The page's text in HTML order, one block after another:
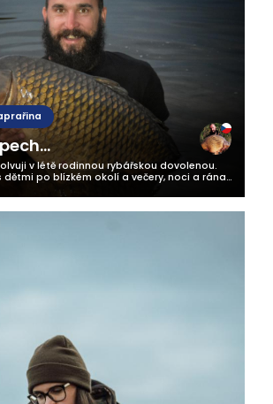
v létě rodinnou rybářskou dovolenou.
dětmi po blízkém okolí a večery, noci a rána